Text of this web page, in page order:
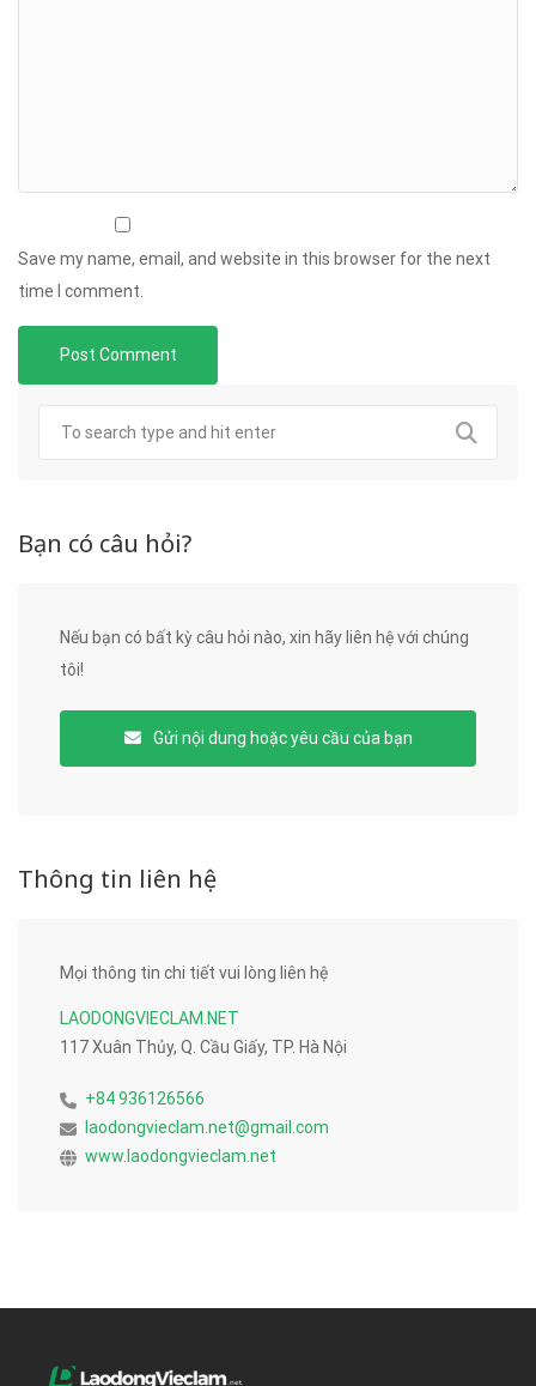
Save my name, email, and website in this browser for the next
time I comment.
Bạn có câu hỏi?
Nếu bạn có bất kỳ câu hỏi nào, xin hãy liên hệ với chúng
tôi!
Gửi nội dung hoặc yêu cầu của bạn
Thông tin liên hệ
Mọi thông tin chi tiết vui lòng liên hệ
LAODONGVIECLAM.NET
117 Xuân Thủy, Q. Cầu Giấy, TP. Hà Nội
+84 936126566
laodongvieclam.net@gmail.com
www.laodongvieclam.net